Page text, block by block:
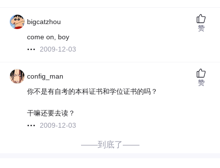
bigcatzhou
come on, boy
2009-12-03
赞
config_man
你不是有自考的本科证书和学位证书的吗？
干嘛还要去读？
2009-12-03
赞
——到底了——